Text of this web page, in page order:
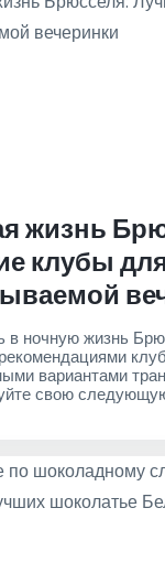
жизнь
клубы
в ночную жизнь
вариантами
свою